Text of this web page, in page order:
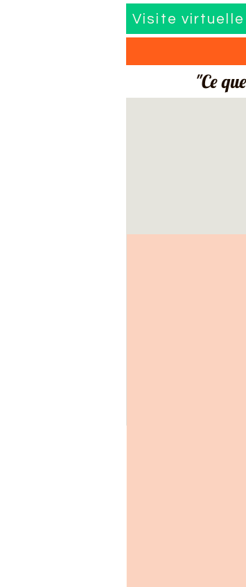
Visite virtuelle
"Ce